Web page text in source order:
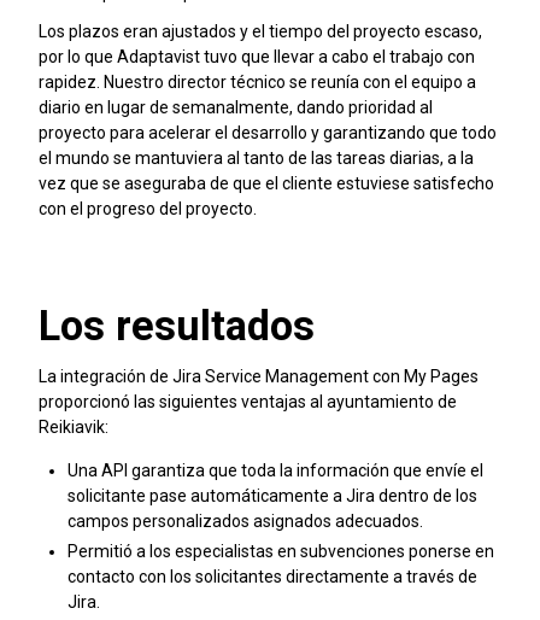
Los plazos eran ajustados y el tiempo del proyecto escaso,
por lo que Adaptavist tuvo que llevar a cabo el trabajo con
rapidez. Nuestro director técnico se reunía con el equipo a
diario en lugar de semanalmente, dando prioridad al
proyecto para acelerar el desarrollo y garantizando que todo
el mundo se mantuviera al tanto de las tareas diarias, a la
vez que se aseguraba de que el cliente estuviese satisfecho
con el progreso del proyecto.
Los resultados
La integración de Jira Service Management con My Pages
proporcionó las siguientes ventajas al ayuntamiento de
Reikiavik:
Una API garantiza que toda la información que envíe el
solicitante pase automáticamente a Jira dentro de los
campos personalizados asignados adecuados.
Permitió a los especialistas en subvenciones ponerse en
contacto con los solicitantes directamente a través de
Jira.